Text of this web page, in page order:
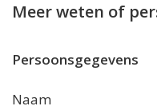
Meer weten of
Persoonsgegevens
Naam